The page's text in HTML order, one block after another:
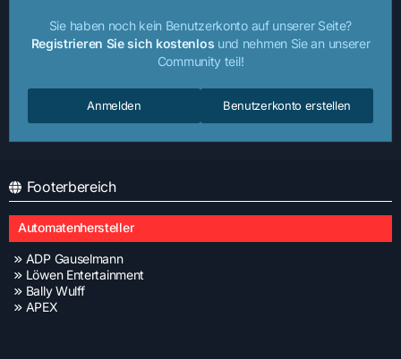
Sie haben noch kein Benutzerkonto auf unserer Seite?
Registrieren Sie sich kostenlos und nehmen Sie an unserer
Community teil!
Benutzerkonto erstellen
Anmelden
Footerbereich
Automatenhersteller
ADP Gauselmann
Löwen Entertainment
Bally Wulff
APEX